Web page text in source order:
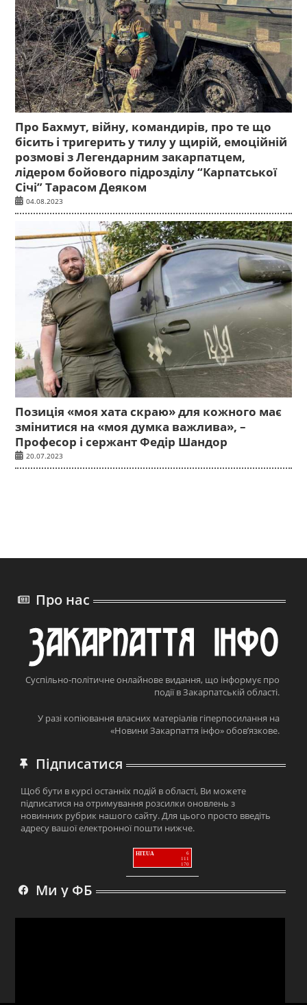
Про Бахмут, війну, командирів, про те що
бісить і тригерить у тилу у щирій, емоційній
розмові з Легендарним закарпатцем,
лідером бойового підрозділу “Карпатської
Січі” Тарасом Деяком
04.08.2023
Позиція «моя хата скраю» для кожного має
змінитися на «моя думка важлива», –
Професор і сержант Федір Шандор
20.07.2023
Про нас
Суспільно-політичне онлайнове видання, що інформує про
події в Закарпатській області.
У разі копіювання власних матеріалів гіперпосилання на
«Новини Закарпаття інфо» обов’язкове.
Підписатися
Щоб бути в курсі останніх подій в області, Ви можете
підписатися на отримування розсилки оновлень з
новинних рубрик нашого сайту. Для цього просто введіть
адресу вашої електронної пошти нижче.
HIT.UA
6
111
170
Ми у ФБ